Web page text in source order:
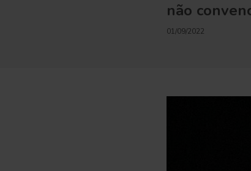
não
01/09/2022